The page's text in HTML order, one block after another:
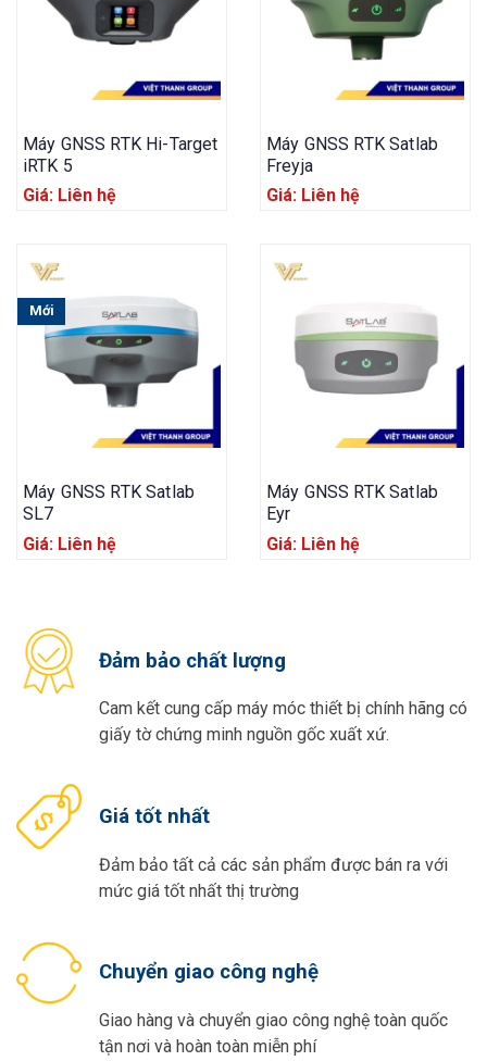
Máy GNSS RTK Hi-Target
iRTK 5
Giá: Liên hệ
Máy GNSS RTK Satlab
Freyja
Giá: Liên hệ
Mới
Máy GNSS RTK Satlab
SL7
Giá: Liên hệ
Máy GNSS RTK Satlab
Eyr
Giá: Liên hệ
Đảm bảo chất lượng
Cam kết cung cấp máy móc thiết bị chính hãng có
giấy tờ chứng minh nguồn gốc xuất xứ.
Giá tốt nhất
Đảm bảo tất cả các sản phẩm được bán ra với
mức giá tốt nhất thị trường
Chuyển giao công nghệ
Giao hàng và chuyển giao công nghệ toàn quốc
tận nơi và hoàn toàn miễn phí